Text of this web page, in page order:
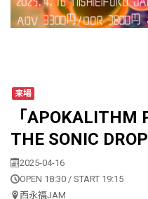
来場
「APOKALITHM
THE SONIC DROP
2025-04-16
OPEN 18:30 / START 19:15
西永福JAM